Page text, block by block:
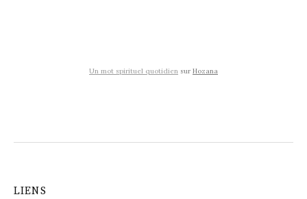
Un mot spirituel quotidien surHozana
LIENS